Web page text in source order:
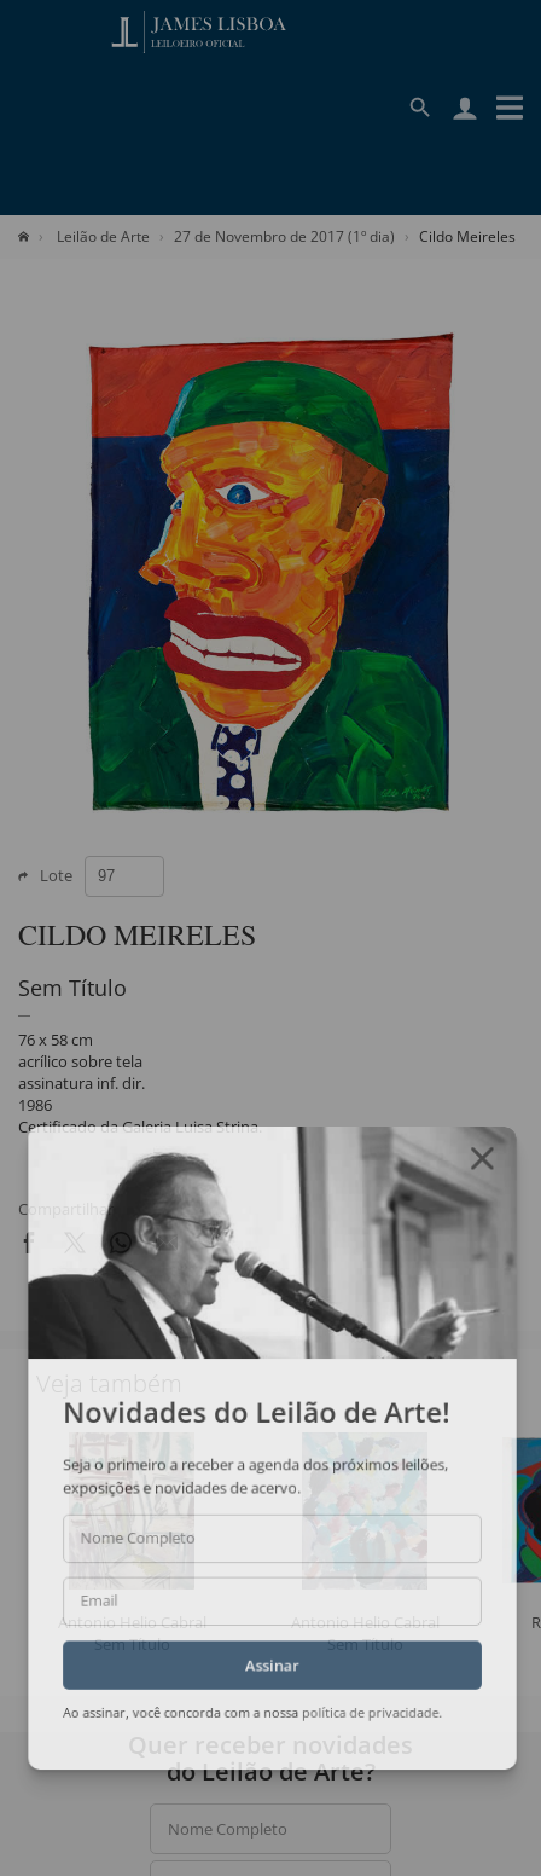
Leilão de Arte 27 de Novembro de 2017 (1º dia) Cildo Meireles
Lote
CILDO MEIRELES
Sem Título
76 x 58 cm
acrílico sobre tela
assinatura inf. dir.
1986
Certificado da Galeria Luisa Strina.
Compartilhar
Veja também
Antonio Helio Cabral
Sem Título
Antonio Helio Cabral
Sem Título
Novidades do Leilão de Arte!
Seja o primeiro a receber a agenda dos próximos leilões,
exposições e novidades de acervo.
Nome Completo
Email
Assinar
Ao assinar, você concorda com a nossa política de privacidade
do Leilão de Arte?
Nome Completo